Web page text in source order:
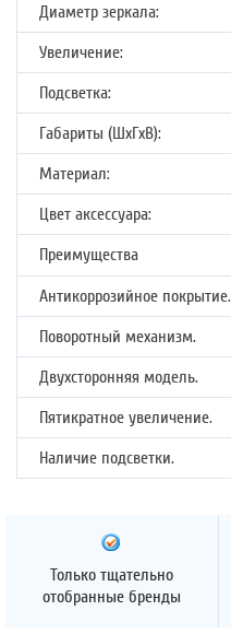
Диаметр зеркала:
Увеличение:
Подсветка:
Габариты (ШхГхВ):
Материал:
Цвет аксессуара:
Преимущества
Антикоррозийное покрытие.
Поворотный механизм.
Двухсторонняя модель.
Пятикратное увеличение.
Наличие подсветки.
Только тщательно
отобранные бренды